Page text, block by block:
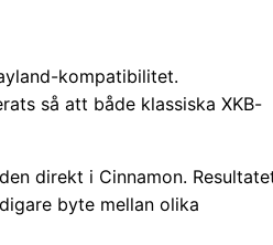
kompatibilitet.
så att både klassiska XKB-
direkt i Cinnamon.
byte mellan olika